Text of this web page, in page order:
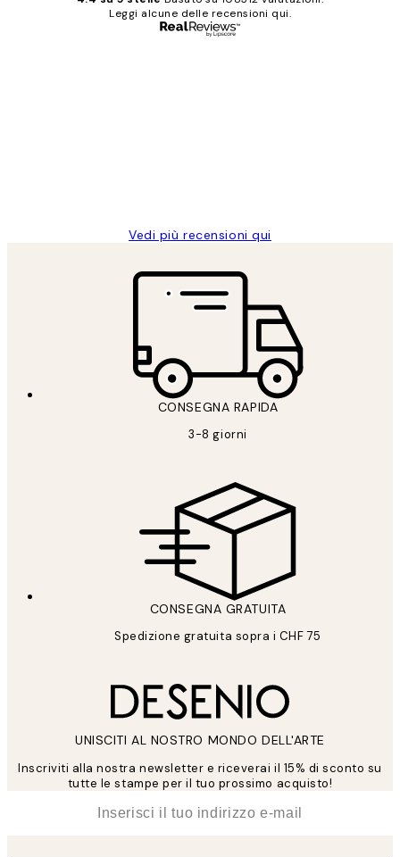
Leggi alcune delle recensioni qui.
Vedi più recensioni qui
CONSEGNA RAPIDA
3-8 giorni
CONSEGNA GRATUITA
Spedizione gratuita sopra i CHF 75
UNISCITI AL NOSTRO MONDO DELL'ARTE
Inscriviti alla nostra newsletter e riceverai il 15% di sconto su
tutte le stampe per il tuo prossimo acquisto!